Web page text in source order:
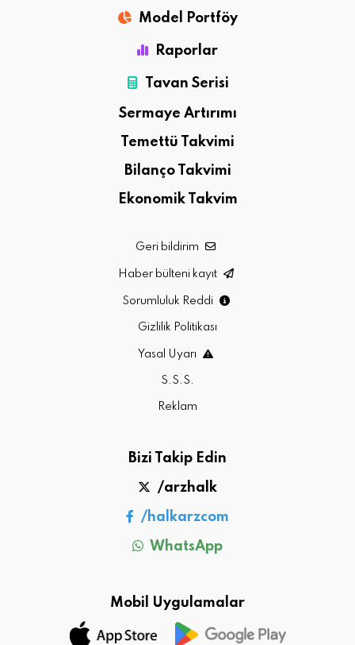
Model Portföy
Raporlar
Tavan Serisi
Sermaye Artırımı
Temettü Takvimi
Bilanço Takvimi
Ekonomik Takvim
Geri bildirim
Haber bülteni kayıt
Sorumluluk Reddi
Gizlilik Politikası
Yasal Uyarı
S.S.S.
Reklam
Bizi Takip Edin
/arzhalk
/halkarzcom
WhatsApp
Mobil Uygulamalar